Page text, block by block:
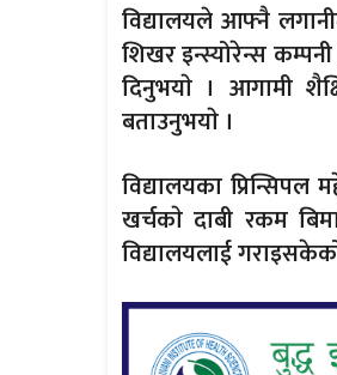
विद्यालयले आफ्नै
शिखर इन्स्योरेन्स
दिनुभयाे । आगामी
बताउनुभयाे ।
विद्यालयका
खर्चकाे दाबी रकम
विद्यालयलाई